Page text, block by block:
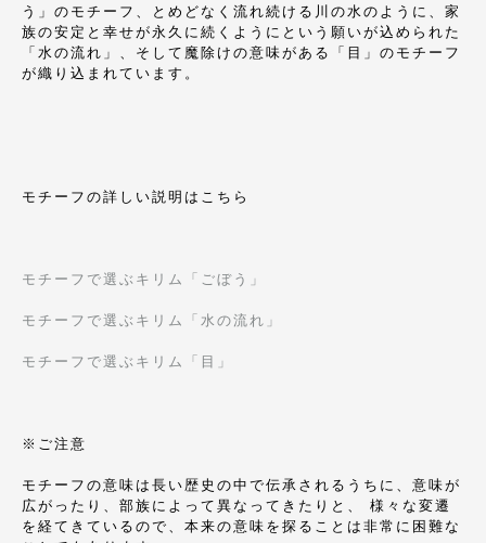
う」のモチーフ、とめどなく流れ続ける川の水のように、家
族の安定と幸せが永久に続くようにという願いが込められた
「水の流れ」、そして魔除けの意味がある「目」のモチーフ
が織り込まれています。
モチーフの詳しい説明はこちら
モチーフで選ぶキリム「ごぼう」
モチーフで選ぶキリム「水の流れ」
モチーフで選ぶキリム「目」
※ご注意
モチーフの意味は長い歴史の中で伝承されるうちに、意味が
広がったり、部族によって異なってきたりと、 様々な変遷
を経てきているので、本来の意味を探ることは非常に困難な